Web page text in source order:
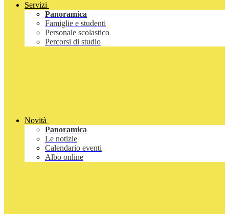
Servizi
Panoramica
Famiglie e studenti
Personale scolastico
Percorsi di studio
Novità
Panoramica
Le notizie
Calendario eventi
Albo online